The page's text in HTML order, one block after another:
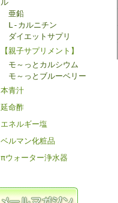
ル
亜鉛
L-カルニチン
ダイエットサプリ
【親子サプリメント】
モ～っとカルシウム
モ～っとブルーベリー
本青汁
延命酢
エネルギー塩
ベルマン化粧品
πウォーター浄水器